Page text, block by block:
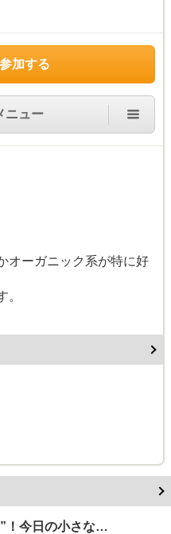
加する
ニュー
オーガニック系が特に好
。
”！今日の小さな…